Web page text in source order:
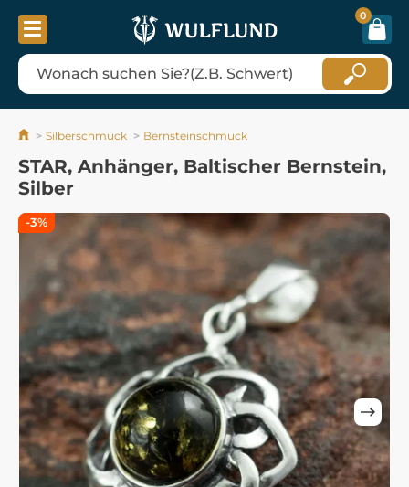
0
Silberschmuck Bernsteinschmuck
STAR, Anhänger, Baltischer Bernstein,
Silber
-3%